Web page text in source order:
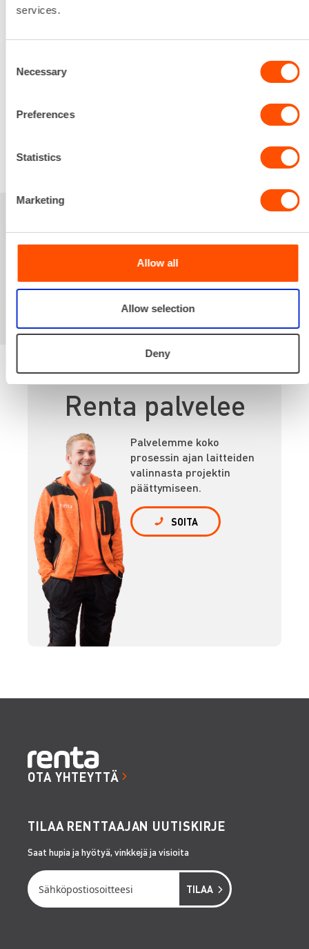
services.
Selection
Necessary
Preferences
Statistics
Marketing
Allow all
Allow selection
Deny
Tuotto
Lataa lisää
Seuraavat pv
Alv 0 %
Sinua saattaisi
kiinnostaa myös
Renta palvelee
Palvelemme koko
prosessin ajan laitteiden
valinnasta projektin
päättymiseen.
SOITA
OTA YHTEYTTÄ
TILAA RENTTAAJAN UUTISKIRJE
Saat hupia ja hyötyä, vinkkejä ja visioita